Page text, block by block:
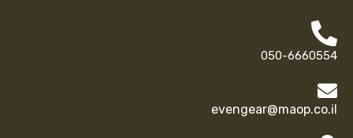
050-6660554
evengear@maop.co.il